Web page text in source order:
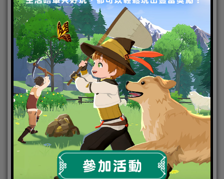
「Fate/Grand Order」配信
日期決定！
2015-06-29|Android,IOS,事前登錄 手機遊戲 Android,
FATE,IOS